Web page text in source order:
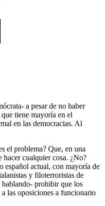
a pesar de no haber
tiene mayoría en el
en las democracias. Al
el problema? Que, en una
hacer cualquier cosa. ¿No?
español actual, con mayoría de
y filoterroristas de
prohibir que los
las oposiciones a funcionario